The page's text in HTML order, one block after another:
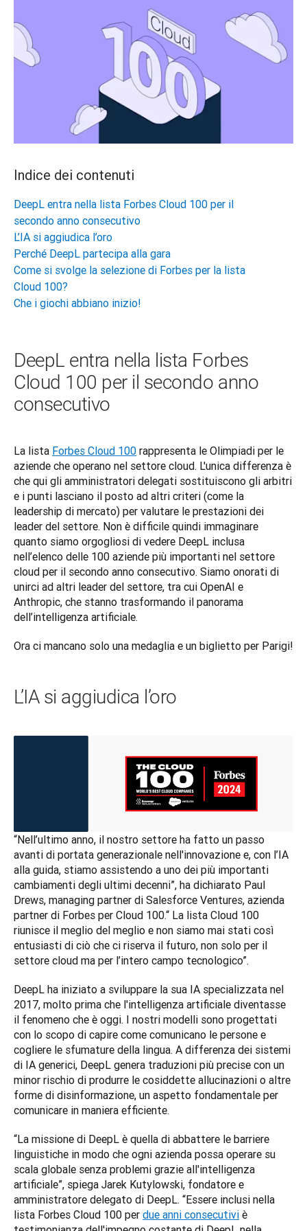
Indice dei contenuti
DeepL entra nella lista Forbes Cloud 100 per il
secondo anno consecutivo
L’IA si aggiudica l’oro
Perché DeepL partecipa alla gara
Come si svolge la selezione di Forbes per la lista
Cloud 100?
Che i giochi abbiano inizio!
DeepL entra nella lista Forbes
Cloud 100 per il secondo anno
consecutivo
La lista Forbes Cloud 100 rappresenta le Olimpiadi per le
aziende che operano nel settore cloud. L'unica differenza è
che qui gli amministratori delegati sostituiscono gli arbitri
e i punti lasciano il posto ad altri criteri (come la
leadership di mercato) per valutare le prestazioni dei
leader del settore. Non è difficile quindi immaginare
quanto siamo orgogliosi di vedere DeepL inclusa
nell’elenco delle 100 aziende più importanti nel settore
cloud per il secondo anno consecutivo. Siamo onorati di
unirci ad altri leader del settore, tra cui OpenAI e
Anthropic, che stanno trasformando il panorama
dell’intelligenza artificiale.
Ora ci mancano solo una medaglia e un biglietto per Parigi!
L’IA si aggiudica l’oro
“Nell’ultimo anno, il nostro settore ha fatto un passo
avanti di portata generazionale nell'innovazione e, con l’IA
alla guida, stiamo assistendo a uno dei più importanti
cambiamenti degli ultimi decenni”, ha dichiarato Paul
Drews, managing partner di Salesforce Ventures, azienda
partner di Forbes per Cloud 100.“ La lista Cloud 100
riunisce il meglio del meglio e non siamo mai stati così
entusiasti di ciò che ci riserva il futuro, non solo per il
settore cloud ma per l’intero campo tecnologico”.
DeepL ha iniziato a sviluppare la sua IA specializzata nel
2017, molto prima che l'intelligenza artificiale diventasse
il fenomeno che è oggi. I nostri modelli sono progettati
con lo scopo di capire come comunicano le persone e
cogliere le sfumature della lingua. A differenza dei sistemi
di IA generici, DeepL genera traduzioni più precise con un
minor rischio di produrre le cosiddette allucinazioni o altre
forme di disinformazione, un aspetto fondamentale per
comunicare in maniera efficiente.
“La missione di DeepL è quella di abbattere le barriere
linguistiche in modo che ogni azienda possa operare su
scala globale senza problemi grazie all'intelligenza
artificiale”, spiega Jarek Kutylowski, fondatore e
amministratore delegato di DeepL. “Essere inclusi nella
lista Forbes Cloud 100 per due anni consecutivi è